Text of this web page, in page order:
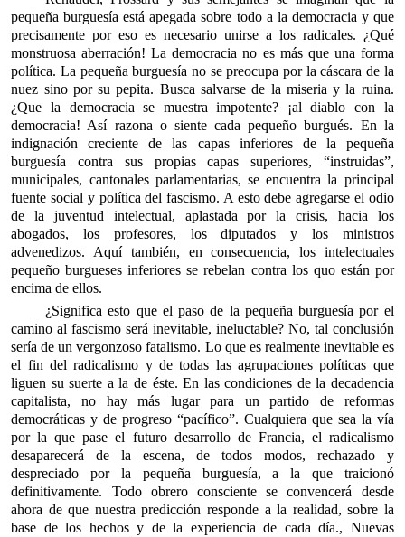
pequeña burguesía está apegada sobre todo a la democracia y que
precisamente por eso es necesario unirse a los radicales. ¿Qué
monstruosa aberración! La democracia no es más que una forma
política. La pequeña burguesía no se preocupa por la cáscara de la
nuez sino por su pepita. Busca salvarse de la miseria y la ruina.
¿Que la democracia se muestra impotente? ¡al diablo con la
democracia! Así razona o siente cada pequeño burgués. En la
indignación creciente de las capas inferiores de la pequeña
burguesía contra sus propias capas superiores, “instruidas”,
municipales, cantonales parlamentarias, se encuentra la principal
fuente social y política del fascismo. A esto debe agregarse el odio
de la juventud intelectual, aplastada por la crisis, hacia los
abogados, los profesores, los diputados y los ministros
advenedizos. Aquí también, en consecuencia, los intelectuales
pequeño burgueses inferiores se rebelan contra los quo están por
encima de ellos.
¿Significa esto que el paso de la pequeña burguesía por el
camino al fascismo será inevitable, ineluctable? No, tal conclusión
sería de un vergonzoso fatalismo. Lo que es realmente inevitable es
el fin del radicalismo y de todas las agrupaciones políticas que
liguen su suerte a la de éste. En las condiciones de la decadencia
capitalista, no hay más lugar para un partido de reformas
democráticas y de progreso “pacífico”. Cualquiera que sea la vía
por la que pase el futuro desarrollo de Francia, el radicalismo
desaparecerá de la escena, de todos modos, rechazado y
despreciado por la pequeña burguesía, a la que traicionó
definitivamente. Todo obrero consciente se convencerá desde
ahora de que nuestra predicción responde a la realidad, sobre la
base de los hechos y de la experiencia de cada día., Nuevas